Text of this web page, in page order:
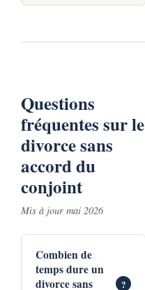
Questions
fréquentes sur le
divorce sans
accord du
conjoint
Mis à jour mai 2026
Combien de
temps dure un
divorce sans
?